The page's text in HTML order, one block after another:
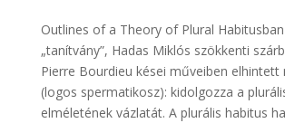
Outlines of a Theory of Plural
„tanítvány”, Hadas Miklós szökkenti
Pierre Bourdieu kései műveiben elhintett
(logos spermatikosz): kidolgozza a
elméletének vázlatát. A plurális habitus